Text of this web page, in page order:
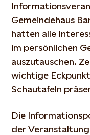
Gemeindehaus
hatten alle
im persönlichen
auszutauschen.
wichtige
Schautafeln
Die
der Veranstaltung